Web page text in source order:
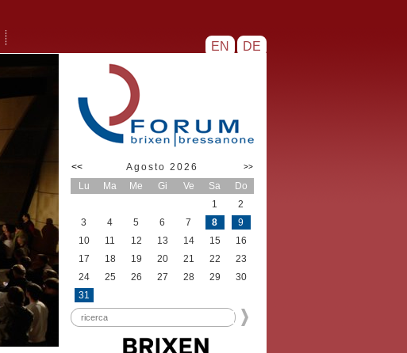
EN DE
<< Agosto 2026 >>
Lu Ma Me Gi Ve Sa
Do
1
2
3
4 5 6 7 8
9
10
11 12 13 14 15
16
17
18 19 20 21 22
23
24
25 26 27 28 29
30
31